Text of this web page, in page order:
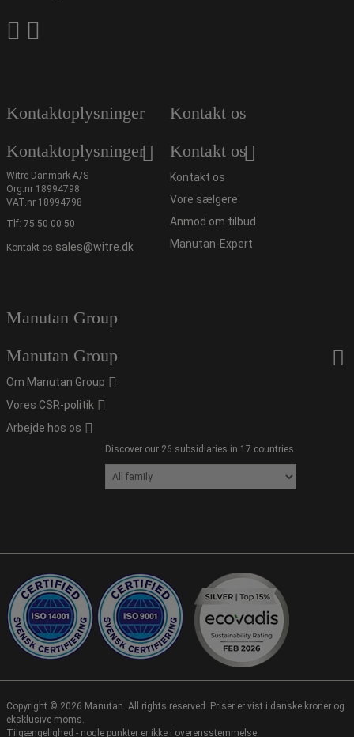
Kontaktoplysninger
Kontaktoplysninger
Witre Danmark A/S
Org.nr 18994798
VAT.nr 18994798
Tlf: 75 50 00 50
Kontakt os sales@witre.dk
Kontakt os
Kontakt os
Kontakt os
Vore sælgere
Anmod om tilbud
Manutan-Expert
Manutan Group
Manutan Group
Om Manutan Group
Vores CSR-politik
Arbejde hos os
Discover our 26 subsidiaries in 17 countries.
Copyright © 2026 Manutan. All rights reserved. Priser er vist i danske kroner og
eksklusive moms.
Tilgængelighed - nogle punkter er ikke i overensstemmelse.